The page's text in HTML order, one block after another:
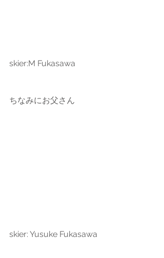
skier:M Fukasawa
ちなみにお父さん
skier: Yusuke Fukasawa